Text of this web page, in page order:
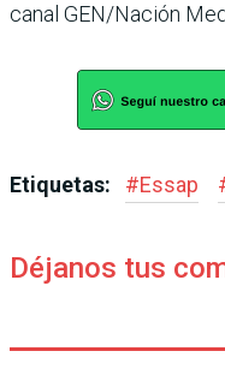
canal GEN/Nación
Etiquetas: #Essap
Déjanos tus